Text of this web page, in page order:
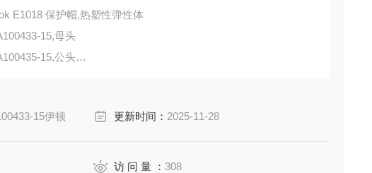
E1018 保护帽,热塑性弹性体
15,母头
15,公头
15伊顿 更新时间： 2025-11-28
访 问 量 ：308